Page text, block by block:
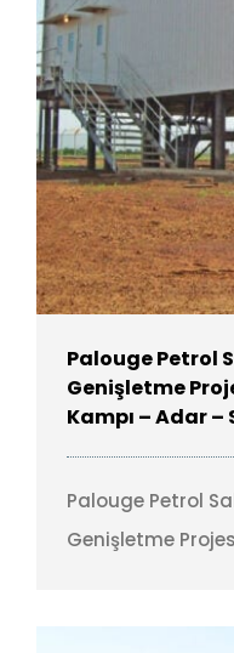
Palouge Petrol
Genişletme
Kampı – Adar –
Palouge Petrol
Genişletme